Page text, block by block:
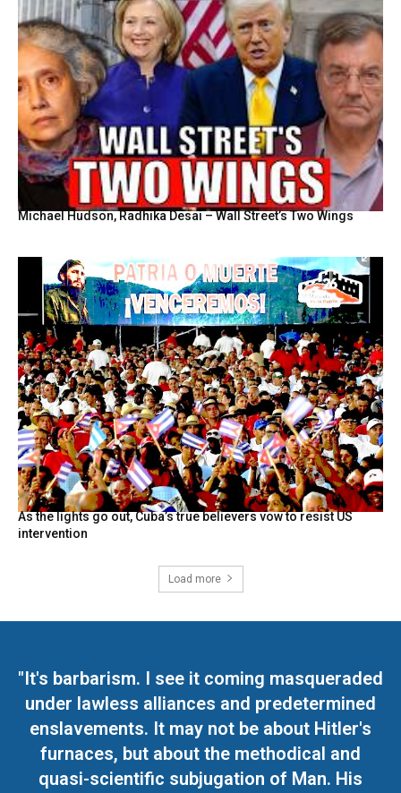
Michael Hudson, Radhika Desai – Wall Street’s Two Wings
As the lights go out, Cuba’s true believers vow to resist US
intervention
Load more
"It's barbarism. I see it coming masqueraded
under lawless alliances and predetermined
enslavements. It may not be about Hitler's
furnaces, but about the methodical and
quasi-scientific subjugation of Man. His